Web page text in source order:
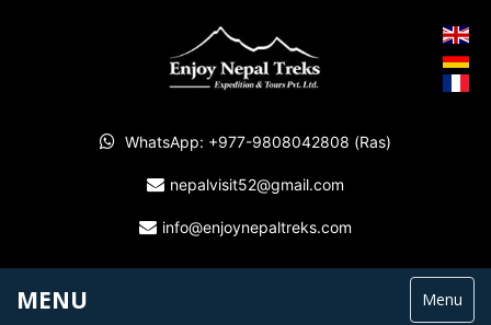
WhatsApp: +977-9808042808 (Ras)
nepalvisit52@gmail.com
info@enjoynepaltreks.com
MENU Menu